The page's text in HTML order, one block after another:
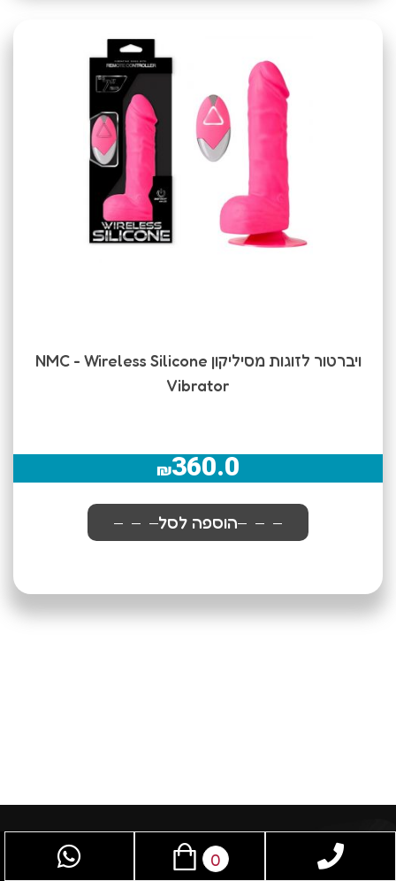
ויברטור לזוגות מסיליקון NMC - Wireless Silicone
Vibrator
₪360.0
הוספה לסל
0